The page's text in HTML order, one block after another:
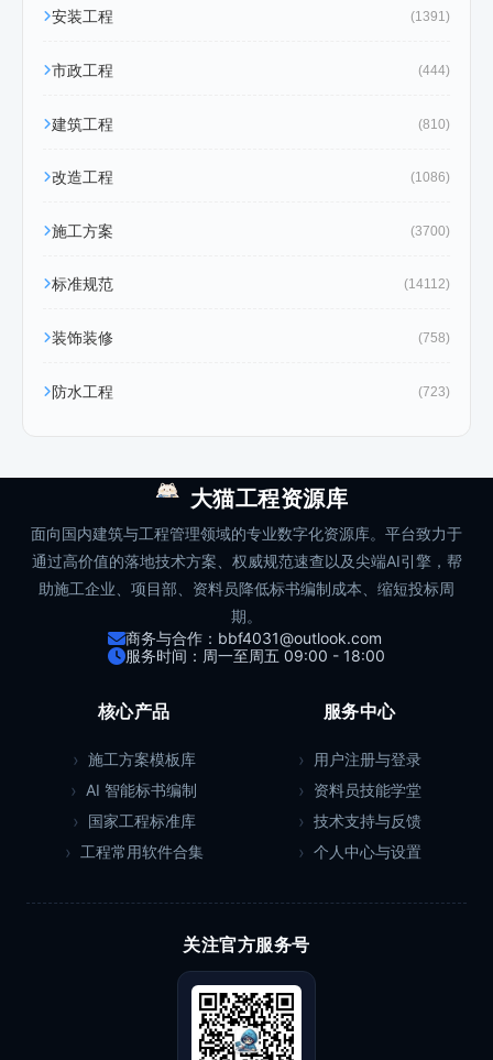
安装工程 (1391)
市政工程 (444)
建筑工程 (810)
改造工程 (1086)
施工方案 (3700)
标准规范 (14112)
装饰装修 (758)
防水工程 (723)
大猫工程资源库
面向国内建筑与工程管理领域的专业数字化资源库。平台致力于
通过高价值的落地技术方案、权威规范速查以及尖端AI引擎，帮
助施工企业、项目部、资料员降低标书编制成本、缩短投标周
期。
商务与合作：bbf4031@outlook.com
服务时间：周一至周五 09:00 - 18:00
核心产品
施工方案模板库
AI 智能标书编制
国家工程标准库
工程常用软件合集
服务中心
用户注册与登录
资料员技能学堂
技术支持与反馈
个人中心与设置
关注官方服务号